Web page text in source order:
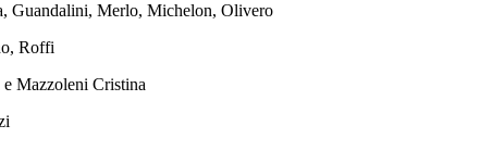
Guandalini, Merlo, Michelon, Olivero
Roffi
Mazzoleni Cristina